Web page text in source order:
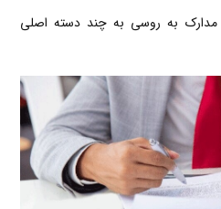
مدارک به روسی به چند دسته اصلی